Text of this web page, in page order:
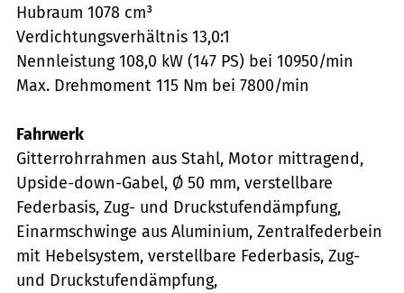
Hubraum 1078 cm³
Verdichtungsverhältnis 13,0:1
Nennleistung 108,0 kW (147 PS) bei 10950/min
Max. Drehmoment 115 Nm bei 7800/min
Fahrwerk
Gitterrohrrahmen aus Stahl, Motor mittragend,
Upside-down-Gabel, Ø 50 mm, verstellbare
Federbasis, Zug- und Druckstufendämpfung,
Einarmschwinge aus Aluminium, Zentralfederbein
mit Hebelsystem, verstellbare Federbasis, Zug-
und Druckstufendämpfung,